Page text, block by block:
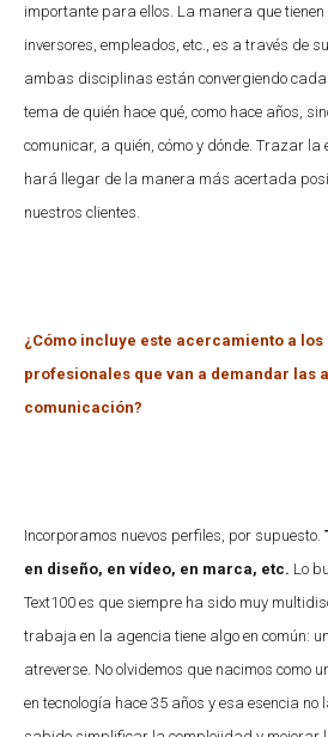
importante para ellos. La manera que tienen
inversores, empleados, etc., es a través de
ambas disciplinas están convergiendo cada
tema de quién hace qué, como hace años,
comunicar, a quién, cómo y dónde. Trazar
hará llegar de la manera más acertada
nuestros clientes.
¿Cómo incluye este acercamiento a
profesionales que van a demandar las
comunicación?
Incorporamos nuevos perfiles, por supuesto.
en diseño, en vídeo, en marca, etc. Lo
Text100 es que siempre ha sido muy
trabaja en la agencia tiene algo en común:
atreverse. No olvidemos que nacimos como
en tecnología hace 35 años y esa esencia no